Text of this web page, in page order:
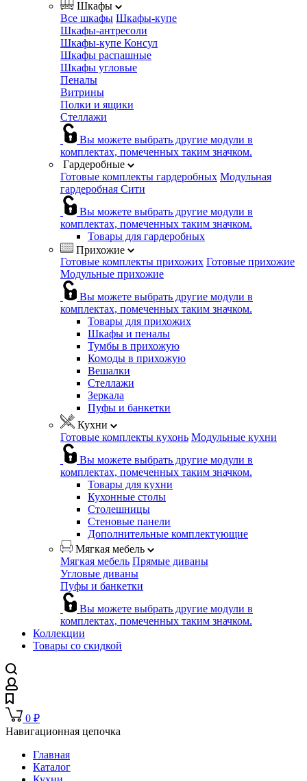
Шкафы
Все шкафы Шкафы-купе
Шкафы-антресоли
Шкафы-купе Консул
Шкафы распашные
Шкафы угловые
Пеналы
Витрины
Полки и ящики
Стеллажи
Вы можете выбрать другие модули в
комплектах, помеченных таким значком.
Гардеробные
Готовые комплекты гардеробных Модульная
гардеробная Сити
Вы можете выбрать другие модули в
комплектах, помеченных таким значком.
Товары для гардеробных
Прихожие
Готовые комплекты прихожих Готовые прихожие
Модульные прихожие
Вы можете выбрать другие модули в
комплектах, помеченных таким значком.
Товары для прихожих
Шкафы и пеналы
Тумбы в прихожую
Комоды в прихожую
Вешалки
Стеллажи
Зеркала
Пуфы и банкетки
Кухни
Готовые комплекты кухонь Модульные кухни
Вы можете выбрать другие модули в
комплектах, помеченных таким значком.
Товары для кухни
Кухонные столы
Столешницы
Стеновые панели
Дополнительные комплектующие
Мягкая мебель
Мягкая мебель Прямые диваны
Угловые диваны
Пуфы и банкетки
Вы можете выбрать другие модули в
комплектах, помеченных таким значком.
Коллекции
Товары со скидкой
0 ₽
Навигационная цепочка
Главная
Каталог